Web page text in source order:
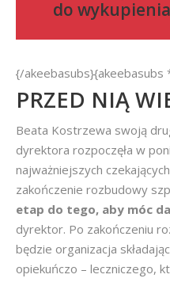
do
{/akeebasubs}{akeebasubs
PRZED NIĄ
Beata Kostrzewa swoją
dyrektora rozpoczęła w
najważniejszych
zakończenie rozbudowy
etap do tego, aby móc
dyrektor. Po zakończeniu
będzie organizacja
opiekuńczo – leczniczego,